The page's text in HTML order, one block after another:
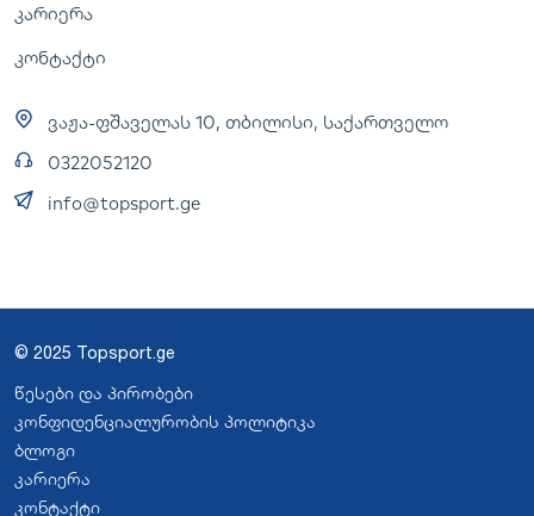
კარიერა
კონტაქტი
ვაჟა-ფშაველას 10, თბილისი, საქართველო
0322052120
info@topsport.ge
© 2025 Topsport.ge
წესები და პირობები
კონფიდენციალურობის პოლიტიკა
ბლოგი
კარიერა
კონტაქტი